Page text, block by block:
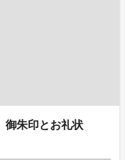
朱印とお礼状